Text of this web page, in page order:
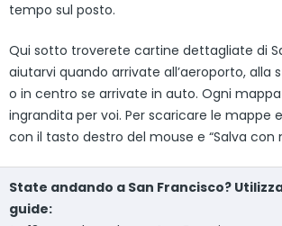
tempo sul posto.
Qui sotto troverete cartine dettagliate di
aiutarvi quando arrivate all’aeroporto, alla
o in centro se arrivate in auto. Ogni
ingrandita per voi. Per scaricare le mappe
con il tasto destro del mouse e “Salva con
State andando a San Francisco?
guide: